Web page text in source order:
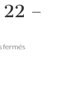
–
ferméssur